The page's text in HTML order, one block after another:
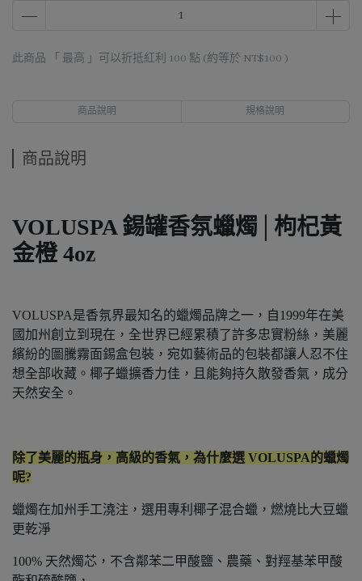
此商品 「 最高 」可以折抵紅利 100 點 (約等於 NT$100 )
商品說明 規格說明
商品說明
VOLUSPA 錫罐香氛蠟燭│枸杞黃
金橙 4oz
VOLUSPA是香氛界最知名的蠟燭品牌之一，自1999年在美
國加州創立到現在，全世界已經累積了許多忠實粉絲，美麗
繽紛的圖騰霧面錫盒包裝，宛如藝術品的包裝都讓人忍不住
想全部收藏。椰子蠟擴香力佳，且能夠持久散發香氣，成分
天然安全。
除了美麗的瓶身，高級的香氣，為什麼選 VOLUSPA的蠟燭
呢?
蠟燭在加州手工澆注，選用專利椰子混合蠟，燃燒比大豆蠟
更乾淨
100% 天然燭芯，不含鄰苯二甲酸鹽、農藥、對羥基苯甲酸